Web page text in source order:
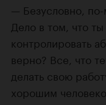
Безусловно,
Дело в том, что
контролировать
верно? Все, что
делать свою
хорошим